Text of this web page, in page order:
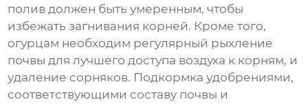
полив должен быть умеренным, чтобы
избежать загнивания корней. Кроме того,
огурцам необходим регулярный рыхление
почвы для лучшего доступа воздуха к корням, и
удаление сорняков. Подкормка удобрениями,
соответствующими составу почвы и